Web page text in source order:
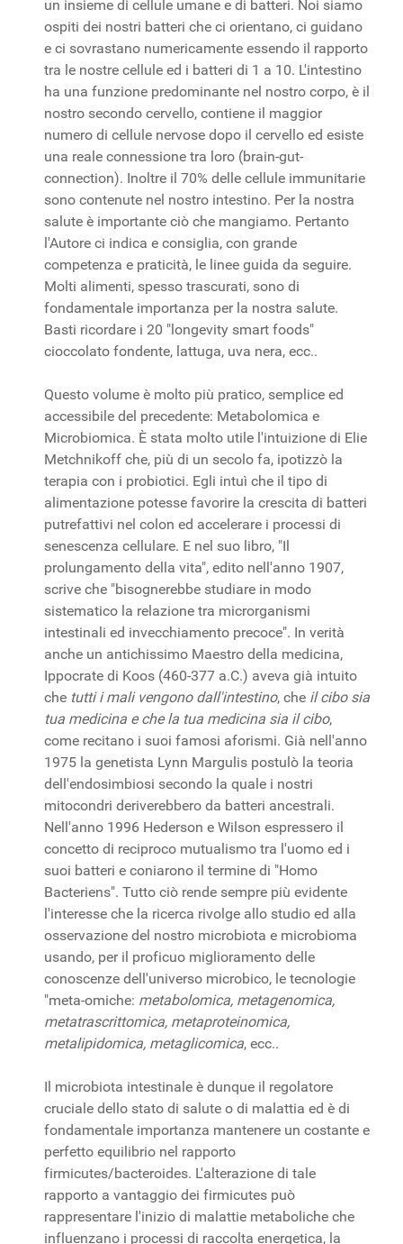
un insieme di cellule umane e di batteri. Noi siamo
ospiti dei nostri batteri che ci orientano, ci guidano
e ci sovrastano numericamente essendo il rapporto
tra le nostre cellule ed i batteri di 1 a 10. L'intestino
ha una funzione predominante nel nostro corpo, è il
nostro secondo cervello, contiene il maggior
numero di cellule nervose dopo il cervello ed esiste
una reale connessione tra loro (brain-gut-
connection). Inoltre il 70% delle cellule immunitarie
sono contenute nel nostro intestino. Per la nostra
salute è importante ciò che mangiamo. Pertanto
l'Autore ci indica e consiglia, con grande
competenza e praticità, le linee guida da seguire.
Molti alimenti, spesso trascurati, sono di
fondamentale importanza per la nostra salute.
Basti ricordare i 20 "longevity smart foods"
cioccolato fondente, lattuga, uva nera, ecc..
Questo volume è molto più pratico, semplice ed
accessibile del precedente: Metabolomica e
Microbiomica. È stata molto utile l'intuizione di Elie
Metchnikoff che, più di un secolo fa, ipotizzò la
terapia con i probiotici. Egli intuì che il tipo di
alimentazione potesse favorire la crescita di batteri
putrefattivi nel colon ed accelerare i processi di
senescenza cellulare. E nel suo libro, "Il
prolungamento della vita", edito nell'anno 1907,
scrive che "bisognerebbe studiare in modo
sistematico la relazione tra microrganismi
intestinali ed invecchiamento precoce". In verità
anche un antichissimo Maestro della medicina,
Ippocrate di Koos (460-377 a.C.) aveva già intuito
che tutti i mali vengono dall'intestino, che il cibo sia
tua medicina e che la tua medicina sia il cibo,
come recitano i suoi famosi aforismi. Già nell'anno
1975 la genetista Lynn Margulis postulò la teoria
dell'endosimbiosi secondo la quale i nostri
mitocondri deriverebbero da batteri ancestrali.
Nell'anno 1996 Hederson e Wilson espressero il
concetto di reciproco mutualismo tra l'uomo ed i
suoi batteri e coniarono il termine di "Homo
Bacteriens". Tutto ciò rende sempre più evidente
l'interesse che la ricerca rivolge allo studio ed alla
osservazione del nostro microbiota e microbioma
usando, per il proficuo miglioramento delle
conoscenze dell'universo microbico, le tecnologie
"meta-omiche: metabolomica, metagenomica,
metatrascrittomica, metaproteinomica,
metalipidomica, metaglicomica, ecc..
Il microbiota intestinale è dunque il regolatore
cruciale dello stato di salute o di malattia ed è di
fondamentale importanza mantenere un costante e
perfetto equilibrio nel rapporto
firmicutes/bacteroides. L'alterazione di tale
rapporto a vantaggio dei firmicutes può
rappresentare l'inizio di malattie metaboliche che
influenzano i processi di raccolta energetica, la